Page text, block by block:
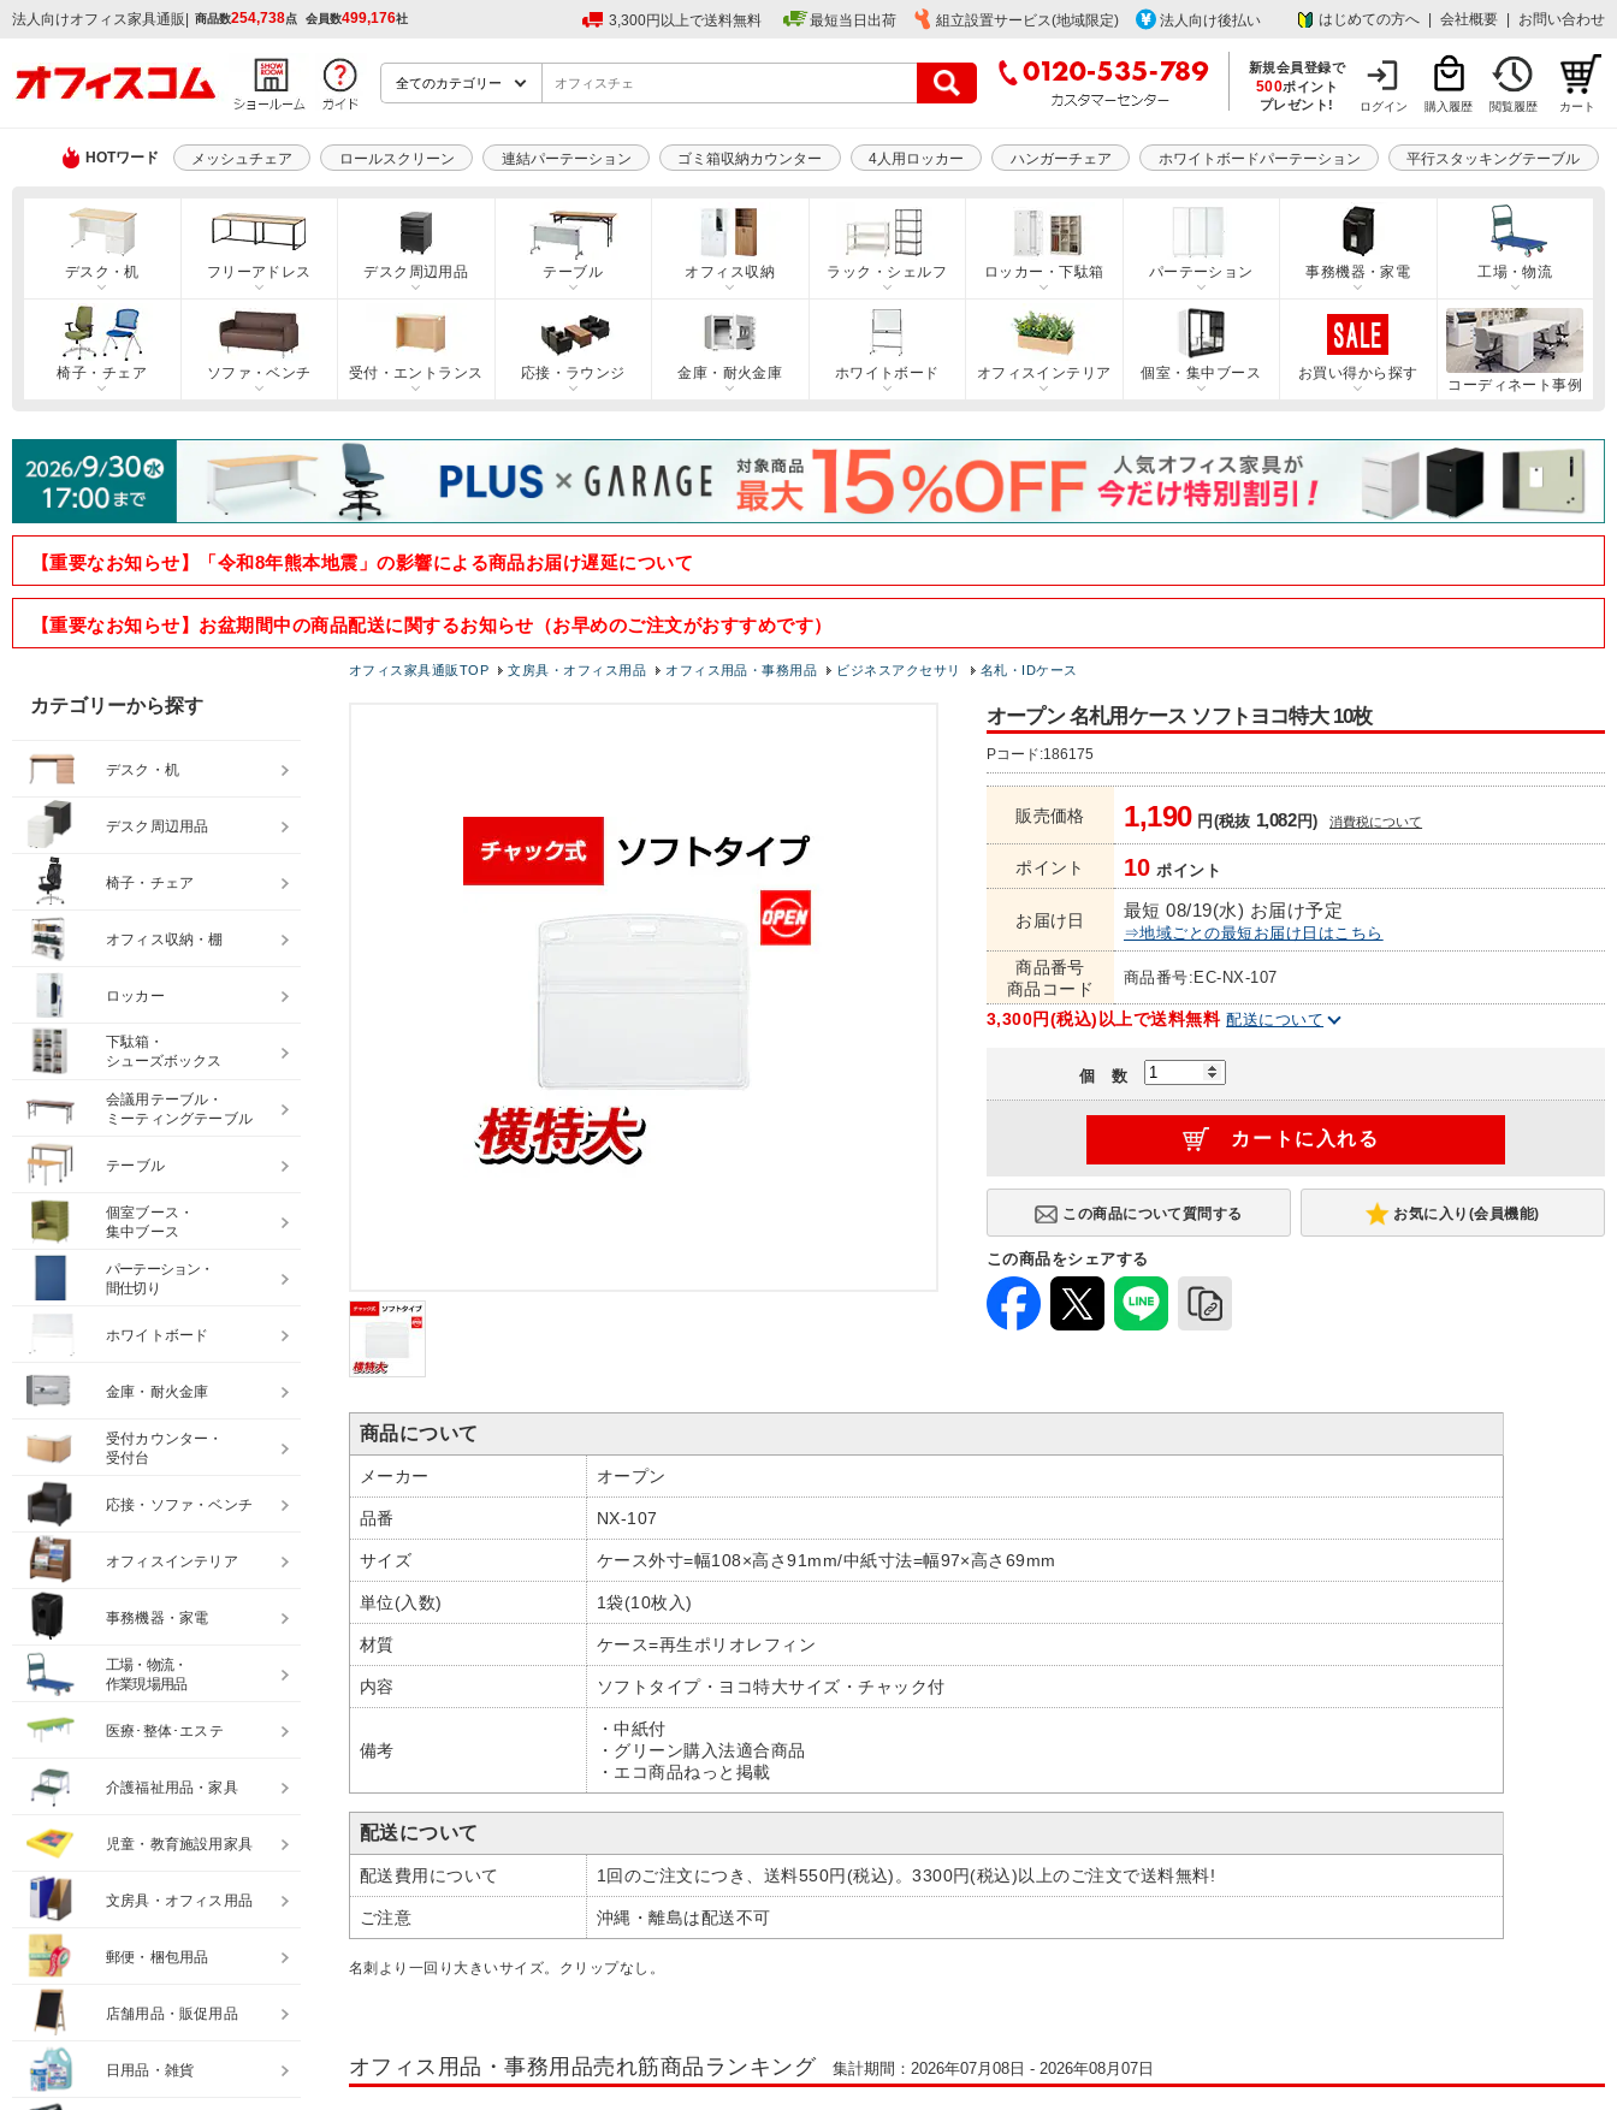
法人向けオフィス家具通販 | 商品数254,738点 会員数499,176社 3,300円以上で送料無料 最短当日出荷 組立設置サービス(地域限定) 法人向け後払い はじめての方へ 会社概要 お問い合わせ
新規会員登録で
500ポイント
プレゼント!
ログイン 購入履歴 閲覧履歴 カート
HOTワード メッシュチェア ロールスクリーン 連結パーテーション ゴミ箱収納カウンター 4人用ロッカー ハンガーチェア ホワイトボードパーテーション 平行スタッキングテーブル
デスク・机 フリーアドレス デスク周辺用品 テーブル オフィス収納 ラック・シェルフ ロッカー・下駄箱 パーテーション 事務機器・家電 工場・物流
椅子・チェア ソファ・ベンチ 受付・エントランス 応接・ラウンジ 金庫・耐火金庫 ホワイトボード オフィスインテリア 個室・集中ブース
お買い得から探す
コーディネート事例
【重要なお知らせ】「令和8年熊本地震」の影響による商品お届け遅延について
【重要なお知らせ】お盆期間中の商品配送に関するお知らせ（お早めのご注文がおすすめです）
オフィス家具通販TOP 文房具・オフィス用品 オフィス用品・事務用品 ビジネスアクセサリ 名札・IDケース
オープン 名札用ケース ソフトヨコ特大 10枚
Pコード:186175
販売価格 1,190 円(税抜 1,082円) 消費税について
ポイント 10 ポイント
お届け日 最短 08/19(水) お届け予定
⇒地域ごとの最短お届け日はこちら
商品番号
商品コード
商品番号:EC-NX-107
3,300円(税込)以上で送料無料 配送について
個 数
お気に入り(会員機能)
この商品をシェアする
商品について
メーカー オープン
品番 NX-107
サイズ ケース外寸=幅108×高さ91mm/中紙寸法=幅97×高さ69mm
単位(入数) 1袋(10枚入)
材質 ケース=再生ポリオレフィン
内容 ソフトタイプ・ヨコ特大サイズ・チャック付
備考
・中紙付
・グリーン購入法適合商品
・エコ商品ねっと掲載
配送について
配送費用について 1回のご注文につき、送料550円(税込)。3300円(税込)以上のご注文で送料無料!
ご注意 沖縄・離島は配送不可
名刺より一回り大きいサイズ。クリップなし。
オフィス用品・事務用品売れ筋商品ランキング 集計期間：2026年07月08日 - 2026年08月07日
カテゴリーから探す
デスク・机
デスク周辺用品
椅子・チェア
オフィス収納・棚
ロッカー
下駄箱・
シューズボックス
会議用テーブル・
ミーティングテーブル
テーブル
個室ブース・
集中ブース
パーテーション・
間仕切り
ホワイトボード
金庫・耐火金庫
受付カウンター・
受付台
応接・ソファ・ベンチ
オフィスインテリア
事務機器・家電
工場・物流・
作業現場用品
医療･整体･エステ
介護福祉用品・家具
児童・教育施設用家具
文房具・オフィス用品
郵便・梱包用品
店舗用品・販促用品
日用品・雑貨